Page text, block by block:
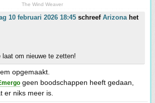
The Wind Weaver
10 februari 2026 18:45 schreef Arizonahet
laat om nieuwe te zetten!
opgemaakt.
geen boodschappen heeft gedaan,
er niks meer is.